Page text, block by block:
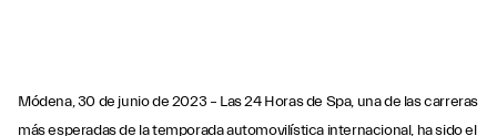
Módena, 30 de junio de 2023 – Las 24 Horas de Spa, una de las carreras
más esperadas de la temporada automovilística internacional, ha sido el